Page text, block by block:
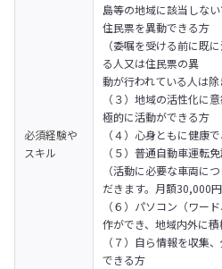
必須経験や
スキル
島等の地域に該当しな
住民票を異動できる方
（委嘱を受ける前に既
る人又は住民票の異
動が行われている人は除
（３）地域の活性化に
極的に活動ができる方
（４）心身ともに健康
（５）普通自動車運転
（活動に必要な車両に
だきます。月額30,000
（６）パソコン（ワー
作ができ、地域内外に
（７）自ら情報を収集
できる方